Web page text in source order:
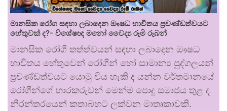
මානසික රෝග සඳහා ලබාදෙන ඖෂධ භාවිතය ප්‍රචණ්ඩත්වයට
හේතුවක් ද?- විශේෂඥ මනෝ වෛද්‍ය රූමි රූබන්
මානසික රෝගී තත්ත්වයන් සඳහා ලබාදෙන ඖෂධ
භාවිතය හේතුවෙන් රෝගීන් හෝ සාමාන්‍ය පුද්ගලයන්
ප්‍රචණ්ඩත්වයට යොමු විය හැකි ද යන්න වර්තමානයේ
රෝගීන්ගේ භාරකරුවන් මෙන්ම පොදු සමාජය තුළ ද
නිරන්තරයෙන් කතාබහට ලක්වන මාතෘකාවකි.